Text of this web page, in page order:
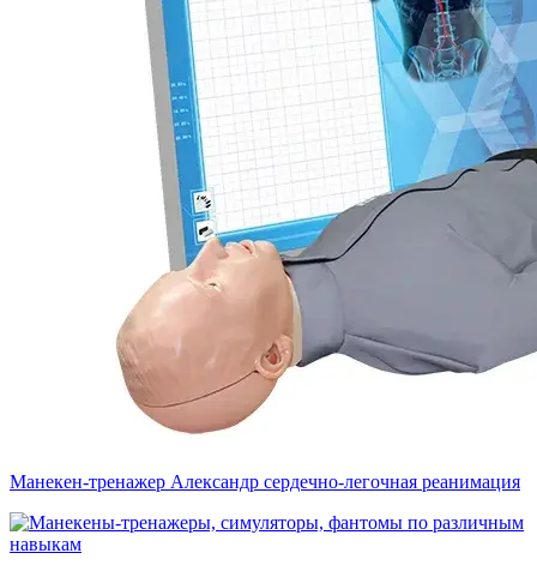
Манекен-тренажер Александр сердечно-легочная реанимация